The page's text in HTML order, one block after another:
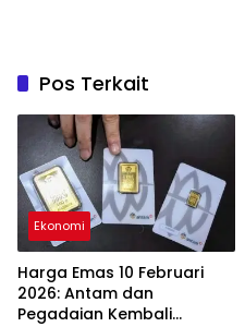
Pos Terkait
Ekonomi
Harga Emas 10 Februari
2026: Antam dan
Pegadaian Kembali